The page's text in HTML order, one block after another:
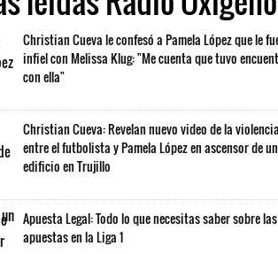
Christian Cueva le confesó a Pamela López que le
infiel con Melissa Klug: "Me cuenta que tuvo
con ella"
Christian Cueva: Revelan nuevo video de la
entre el futbolista y Pamela López en ascensor de un
edificio en Trujillo
Apuesta Legal: Todo lo que necesitas saber sobre las
apuestas en la Liga 1